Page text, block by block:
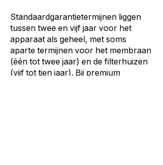
Standaardgarantietermijnen liggen
tussen twee en vijf jaar voor het
apparaat als geheel, met soms
aparte termijnen voor het membraan
(één tot twee jaar) en de filterhuizen
(vijf tot tien jaar). Bij premium